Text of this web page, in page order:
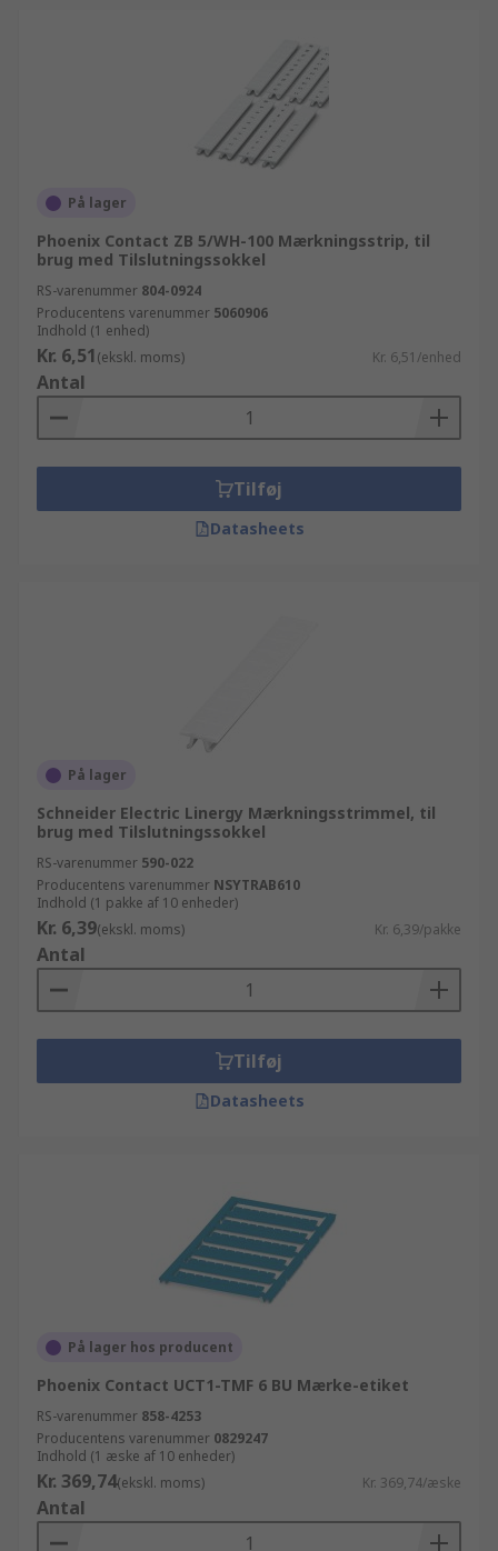
På lager
Phoenix Contact ZB 5/WH-100 Mærkningsstrip, til
brug med Tilslutningssokkel
RS-varenummer 804-0924
Producentens varenummer 5060906
Indhold (1 enhed)
Kr. 6,51(ekskl. moms) Kr. 6,51/enhed
Antal
Tilføj
Datasheets
På lager
Schneider Electric Linergy Mærkningsstrimmel, til
brug med Tilslutningssokkel
RS-varenummer 590-022
Producentens varenummer NSYTRAB610
Indhold (1 pakke af 10 enheder)
Kr. 6,39(ekskl. moms) Kr. 6,39/pakke
Antal
Tilføj
Datasheets
På lager hos producent
Phoenix Contact UCT1-TMF 6 BU Mærke-etiket
RS-varenummer 858-4253
Producentens varenummer 0829247
Indhold (1 æske af 10 enheder)
Kr. 369,74(ekskl. moms) Kr. 369,74/æske
Antal